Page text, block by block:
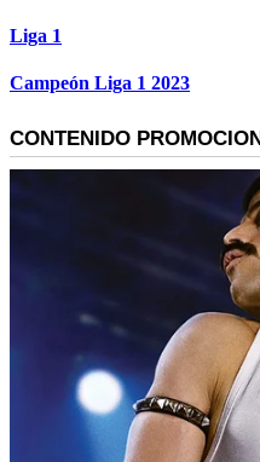
Liga 1
Campeón Liga 1 2023